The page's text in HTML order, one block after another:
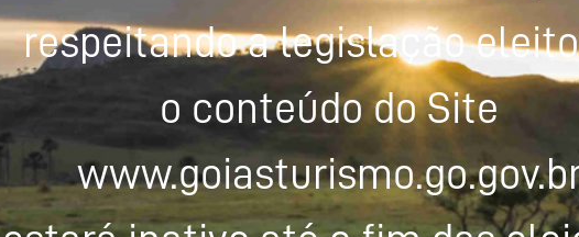
respeitando a legislação
o conteúdo do Site